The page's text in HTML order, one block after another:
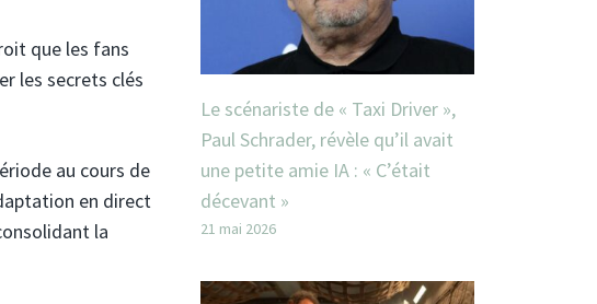
que les fans
les secrets clés
au cours de
en direct
la
Le scénariste de « Taxi Driver »,
Paul Schrader, révèle qu’il avait
une petite amie IA : « C’était
décevant »
21 mai 2026